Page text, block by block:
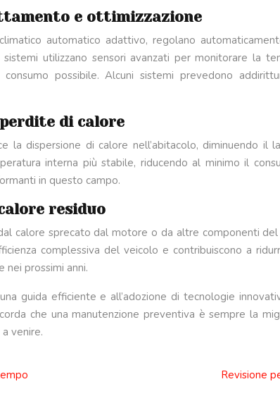
e ottimizzazione
automatico adattivo, regolano
utilizzano sensori avanzati per monitorare la
possibile. Alcuni sistemi prevedono
di calore
dispersione di calore nell’abitacolo, diminuendo il
interna più stabile, riducendo al minimo il
in questo campo.
residuo
calore sprecato dal motore o da altre componenti
complessiva del veicolo e contribuiscono a
nei prossimi anni.
guida efficiente e all’adozione di tecnologie
che una manutenzione preventiva è sempre la
venire.
Revisione